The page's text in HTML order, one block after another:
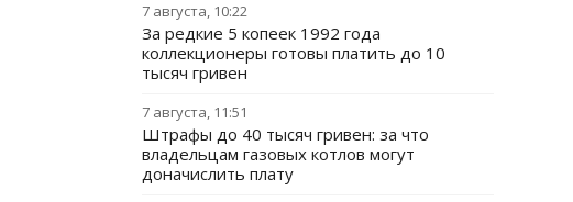
7 августа, 10:22
За редкие 5 копеек 1992 года
коллекционеры готовы платить до 10
тысяч гривен
7 августа, 11:51
Штрафы до 40 тысяч гривен: за что
владельцам газовых котлов могут
доначислить плату